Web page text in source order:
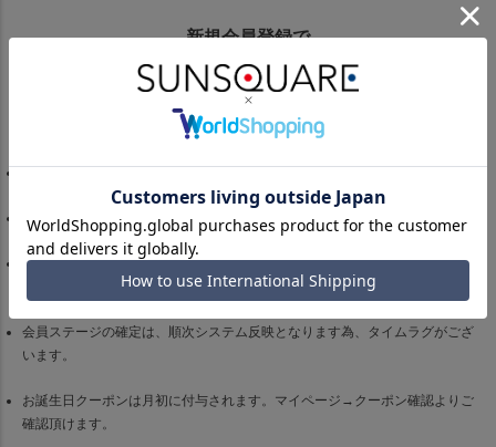
新規会員登録で
500円OFFクーポンプレゼント！
月初に過去12ヶ月のご購入金額に応じて会員ランクが決定します。
判定日より前のご注文であっても、判定日までに商品の発送が済んでいない
場合は判定に含まれません。
会員ステージの確定は、順次システム反映となります為、タイムラグがござ
います。
お誕生日クーポンは月初に付与されます。マイページ→クーポン確認よりご
確認頂けます。